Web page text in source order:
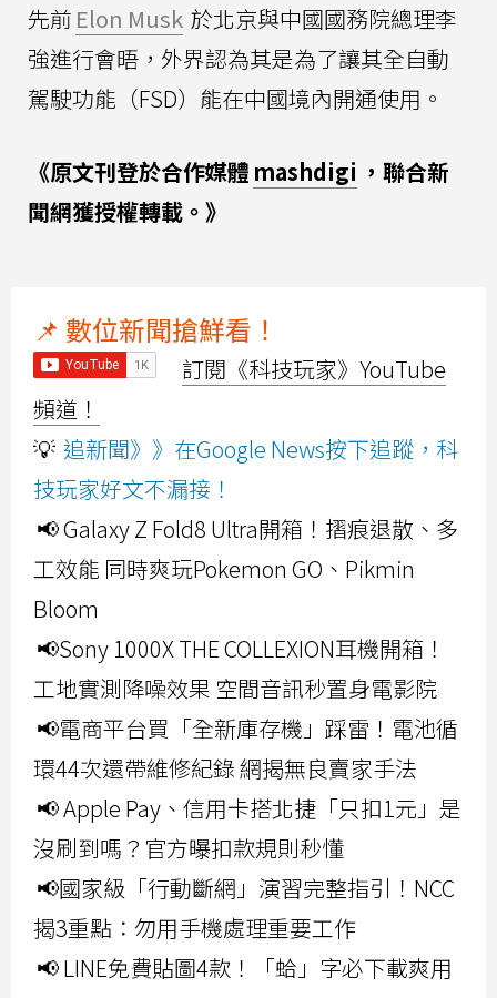
先前 Elon Musk 於北京與中國國務院總理李
強進行會晤，外界認為其是為了讓其全自動
駕駛功能（FSD）能在中國境內開通使用。
《原文刊登於合作媒體 mashdigi ，聯合新
聞網獲授權轉載。》
📌 數位新聞搶鮮看！
訂閱《科技玩家》YouTube
頻道！
💡 追新聞》》在Google News按下追蹤，科
技玩家好文不漏接！
📢 Galaxy Z Fold8 Ultra開箱！摺痕退散、多
工效能 同時爽玩Pokemon GO、Pikmin
Bloom
📢Sony 1000X THE COLLEXION耳機開箱！
工地實測降噪效果 空間音訊秒置身電影院
📢電商平台買「全新庫存機」踩雷！電池循
環44次還帶維修紀錄 網揭無良賣家手法
📢 Apple Pay、信用卡搭北捷「只扣1元」是
沒刷到嗎？官方曝扣款規則秒懂
📢國家級「行動斷網」演習完整指引！NCC
揭3重點：勿用手機處理重要工作
📢 LINE免費貼圖4款！「蛤」字必下載爽用